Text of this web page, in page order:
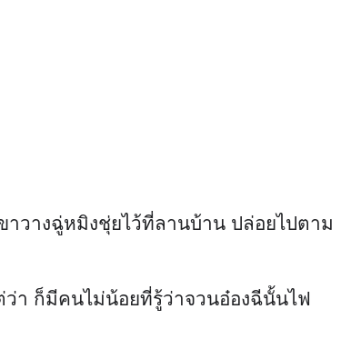
าวางฉู่หมิงชุ่ยไว้ที่ลานบ้าน ปล่อยไปตาม
า ก็มีคนไม่น้อยที่รู้ว่าจวนอ๋องฉีนั้นไฟ